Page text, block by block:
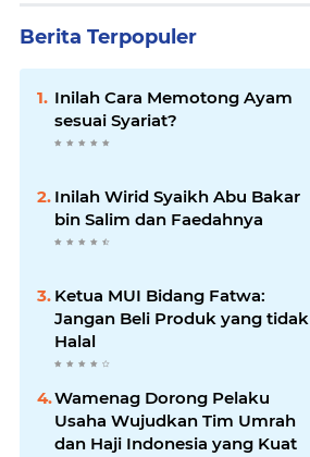
Berita Terpopuler
Inilah Cara Memotong Ayam
sesuai Syariat?
Inilah Wirid Syaikh Abu Bakar
bin Salim dan Faedahnya
Ketua MUI Bidang Fatwa:
Jangan Beli Produk yang tidak
Halal
Wamenag Dorong Pelaku
Usaha Wujudkan Tim Umrah
dan Haji Indonesia yang Kuat